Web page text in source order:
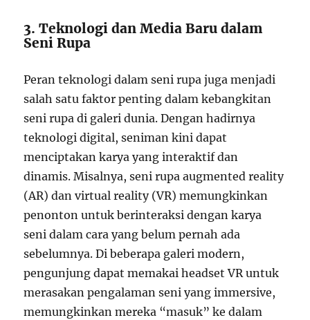
3. Teknologi dan Media Baru dalam
Seni Rupa
Peran teknologi dalam seni rupa juga menjadi
salah satu faktor penting dalam kebangkitan
seni rupa di galeri dunia. Dengan hadirnya
teknologi digital, seniman kini dapat
menciptakan karya yang interaktif dan
dinamis. Misalnya, seni rupa augmented reality
(AR) dan virtual reality (VR) memungkinkan
penonton untuk berinteraksi dengan karya
seni dalam cara yang belum pernah ada
sebelumnya. Di beberapa galeri modern,
pengunjung dapat memakai headset VR untuk
merasakan pengalaman seni yang immersive,
memungkinkan mereka “masuk” ke dalam